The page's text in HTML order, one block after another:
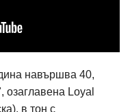
навършва 40,
Loyal
в тон с